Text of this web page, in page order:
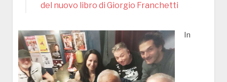
del nuovo libro di Giorgio Franchetti
In